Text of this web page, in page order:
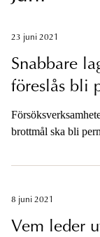
23 juni 2021
Snabbare
föreslås bli
brottmål ska bli
8 juni 2021
Vem leder